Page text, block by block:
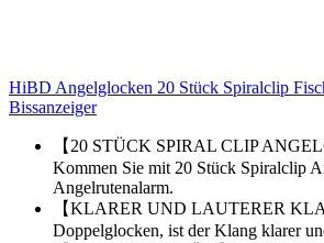
HiBD Angelglocken 20 Stück Spiralclip
Bissanzeiger
【20 STÜCK SPIRAL CLIP
Kommen Sie mit 20 Stück Spiralclip
Angelrutenalarm.
【KLARER UND LAUTERER
Doppelglocken, ist der Klang klarer